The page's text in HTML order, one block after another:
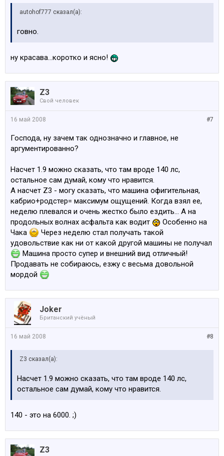
autohof777 сказал(а):
говно.
ну красава...коротко и ясно!
Z3
Свой человек
#7
16 май 2008
Господа, ну зачем так однозначно и главное, не
аргументированно?
Насчет 1.9 можно сказать, что там вроде 140 лс,
остальное сам думай, кому что нравится.
А насчет Z3 - могу сказать, что машина офигительная,
кабрио+родстер= максимум ощущений. Когда взял ее,
неделю плевался и очень жестко было ездить... А на
продольных волнах асфальта как водит
Особенно на
Чака
Через неделю стал получать такой
удовольствие как ни от какой другой машины не получал
Машина просто супер и внешний вид отличный!
Продавать не собираюсь, езжу с весьма довольной
мордой
Joker
Британский учёный
#8
16 май 2008
Z3 сказал(а):
Насчет 1.9 можно сказать, что там вроде 140 лс,
остальное сам думай, кому что нравится.
140 - это на 6000. ;)
Z3